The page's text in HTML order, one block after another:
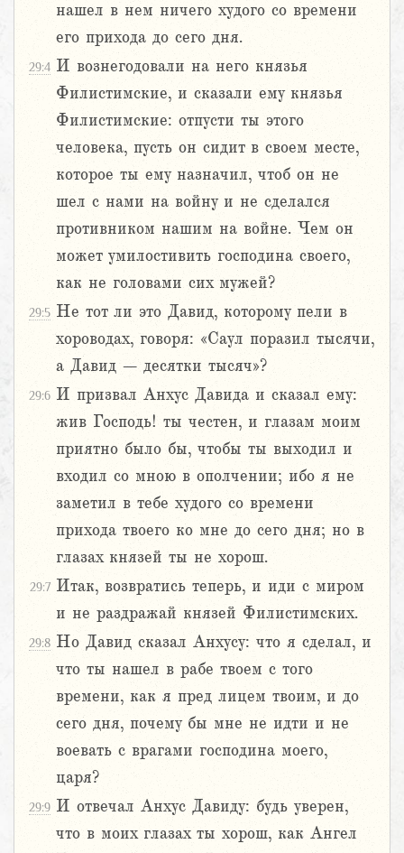
нашел в нем ничего худого со времени
его прихода до сего дня.
29:4 И вознегодовали на него князья
Филистимские, и сказали ему князья
Филистимские: отпусти ты этого
человека, пусть он сидит в своем месте,
которое ты ему назначил, чтоб он не
шел с нами на войну и не сделался
противником нашим на войне. Чем он
может умилостивить господина своего,
как не головами сих мужей?
29:5 Не тот ли это Давид, которому пели в
хороводах, говоря: «Саул поразил тысячи,
а Давид – десятки тысяч»?
29:6 И призвал Анхус Давида и сказал ему:
жив Господь! ты честен, и глазам моим
приятно было бы, чтобы ты выходил и
входил со мною в ополчении; ибо я не
заметил в тебе худого со времени
прихода твоего ко мне до сего дня; но в
глазах князей ты не хорош.
29:7 Итак, возвратись теперь, и иди с миром
и не раздражай князей Филистимских.
29:8 Но Давид сказал Анхусу: что я сделал, и
что ты нашел в рабе твоем с того
времени, как я пред лицем твоим, и до
сего дня, почему бы мне не идти и не
воевать с врагами господина моего,
царя?
29:9 И отвечал Анхус Давиду: будь уверен,
что в моих глазах ты хорош, как Ангел